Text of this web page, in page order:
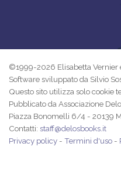
©1999-2026 Elisabetta Vernier
Software sviluppato da Silvio
Questo sito utilizza solo cookie
Pubblicato da Associazione
Piazza Bonomelli 6/4 - 20139
Contatti: staff@delosbooks.it
Privacy policy - Termini d'uso -